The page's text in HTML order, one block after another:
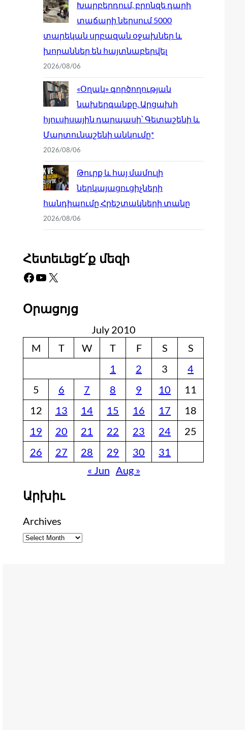
Խարբերդում, բրոնզե դարի
տաճարի ներսում 5000
տարեկան սրբազան օջախներ և
խորաններ են հայտնաբերվել
2026/08/06
«Օղակ» գործողության
նախերգանքը. Արցախի
հյուսիսային դարպասի՝ Գետաշենի և
Մարտունաշենի անկումը*
2026/08/06
Թուրք և հայ մամուլի
ներկայացուցիչների
հանդիպումը Հրեշտակների տանը
2026/08/06
Հետեւեցէ՛ք մեզի
Facebook YouTube X
Օրացոյց
July 2010
M
T W T F S
S
1
2 3
4
5
6 7 8 9 10
11
12
13 14 15 16 17
18
19
20 21 22 23 24
25
26
27 28 29 30
31
« Jun Aug »
Արխիւ
Archives